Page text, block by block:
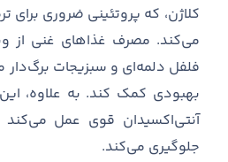
کلاژن، که پروتئینی ضروری برای
میکند. مصرف غذاهای غنی از
فلفل دلمهای و سبزیجات برگدار
بهبودی کمک کند. به علاوه،
آنتیاکسیدان قوی عمل می
جلوگیری میکند.